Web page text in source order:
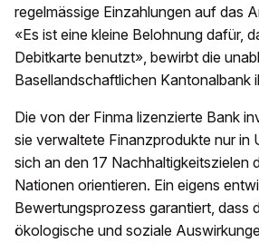
regelmässige Einzahlungen auf das
«Es ist eine kleine Belohnung dafür,
Debitkarte benutzt», bewirbt die
Basellandschaftlichen Kantonalbank
Die von der Finma lizenzierte Bank
sie verwaltete Finanzprodukte nur in
sich an den 17 Nachhaltigkeitszielen
Nationen orientieren. Ein eigens
Bewertungsprozess garantiert, dass
ökologische und soziale